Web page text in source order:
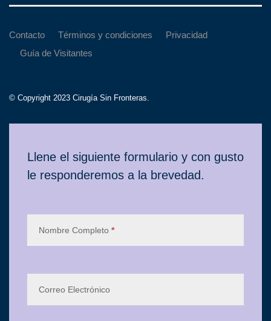
Contacto Términos y condiciones
Privacidad
Guía de Visitantes
© Copyright 2023 Cirugía Sin Fronteras.
Llene el siguiente formulario y con gusto
le responderemos a la brevedad.
Nombre Completo *
Correo Electrónico